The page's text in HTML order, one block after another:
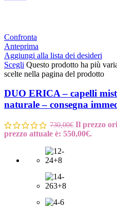
Confronta
Anteprima
Aggiungi alla lista dei desideri
Scegli Questo prodotto ha più
scelte nella pagina del prodotto
DUO ERICA – capelli
naturale – consegna
730,00€ Il prezzo
prezzo attuale è: 550,00€.